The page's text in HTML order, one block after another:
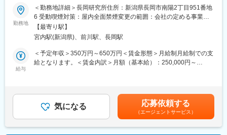
・平均勤続年数17年超、平均年齢40.5歳、離職率（自己都合）
1.6%と長期就労可能
・育児休暇は男性女性共に100%
・ホワイト500認定＆健康経営銘柄2024認定
奈良への無料シャトルバス、社員食堂やトレーニングジム、完備
など、社員を大切にする仕組みあり
変更の範囲：会社の定める業務
■仕事内容
社内のIT環境を支える情報システム業務と、製造現場の設備や装
置に組み込むWindowsアプリケーションの開発・保守業務を担当
いただきます。
入社後は現担当者のサポート業務からスタートし、社内ITサポー
ト業務を行いながら、徐々にシステム開発・PC制御関連業務を習
得していただく予定です。
PCやシステムに関する問い合わせ対応
ユーザーアカウント・アクセス権限管理
サーバー・ネットワーク関連の運用サポート
勤務地
＜勤務地詳細＞長岡研究所住所：新潟県長岡市南陽2丁目951番地
6 受動喫煙対策：屋内全面禁煙変更の範囲：会社の定める事業所
（リモートワーク含む）
【最寄り駅】
宮内駅(新潟県)、前川駅、長岡駅
給与
＜予定年収＞350万円～650万円＜賃金形態＞月給制月給制での支
給となります。＜賃金内訳＞月額（基本給）：250,000円～
い。賃金はあくまでも目安の金額であり、選考を通じて上下する
可能性があります。月給(月額)は固定手当を含めた表記です。
気になる 応募依頼する
（エージェントサービス）